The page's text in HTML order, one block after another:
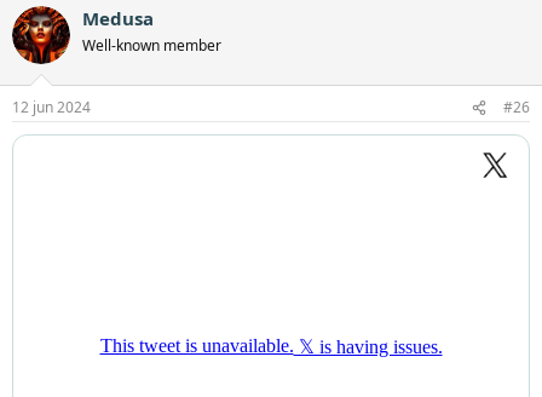
Medusa
Well-known member
12 jun 2024 #26